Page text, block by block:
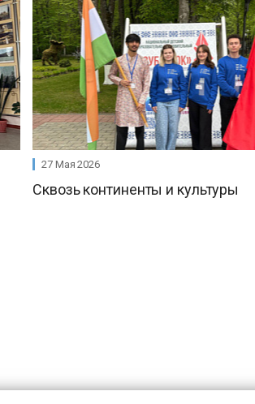
27 Мая 2026
Сквозь континенты и культуры